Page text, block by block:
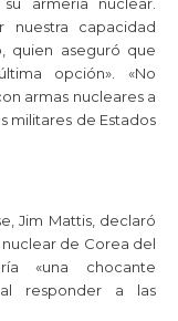
nuestra capacidad
quien aseguró que
opción». «No
armas nucleares a
militares de Estados
Jim Mattis, declaró
de Corea del
«una chocante
al responder a las